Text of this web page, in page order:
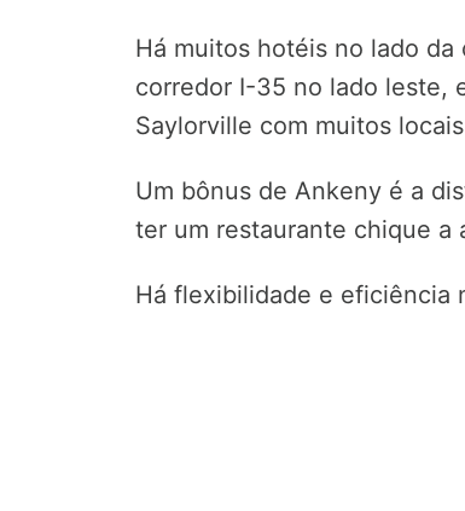
Há muitos hotéis no lado
corredor I-35 no lado leste,
Saylorville com muitos
Um bônus de Ankeny é a
ter um restaurante chique a
Há flexibilidade e eficiência